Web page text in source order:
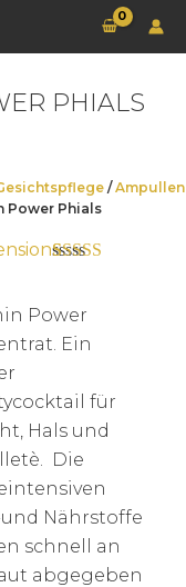
PHIALS
/Ampullen
Power Phials
basierend auf
Power
Ein
für
Hals und
Die
Nährstoffe
schnell an
abgegeben